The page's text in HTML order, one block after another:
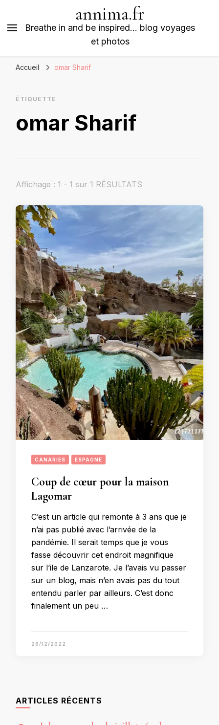
annima.fr
Breathe in and be inspired… blog voyages
et photos
Accueil omar Sharif
ÉTIQUETTE
omar Sharif
Affichage : 1 - 1 sur 1 RÉSULTATS
CANARIES ESPAGNE
Coup de cœur pour la maison
Lagomar
C’est un article qui remonte à 3 ans que je
n’ai pas publié avec l’arrivée de la
pandémie. Il serait temps que je vous
fasse découvrir cet endroit magnifique
sur l’ile de Lanzarote. Je l’avais vu passer
sur un blog, mais n’en avais pas du tout
entendu parler par ailleurs. C’est donc
finalement un peu …
26/12/2022
ARTICLES RÉCENTS